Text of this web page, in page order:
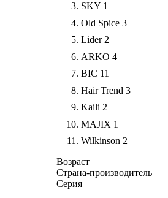
SKY 1
Old Spice 3
Lider 2
ARKO 4
BIC 11
Hair Trend 3
Kaili 2
MAJIX 1
Wilkinson 2
Возраст
Страна-производитель
Серия